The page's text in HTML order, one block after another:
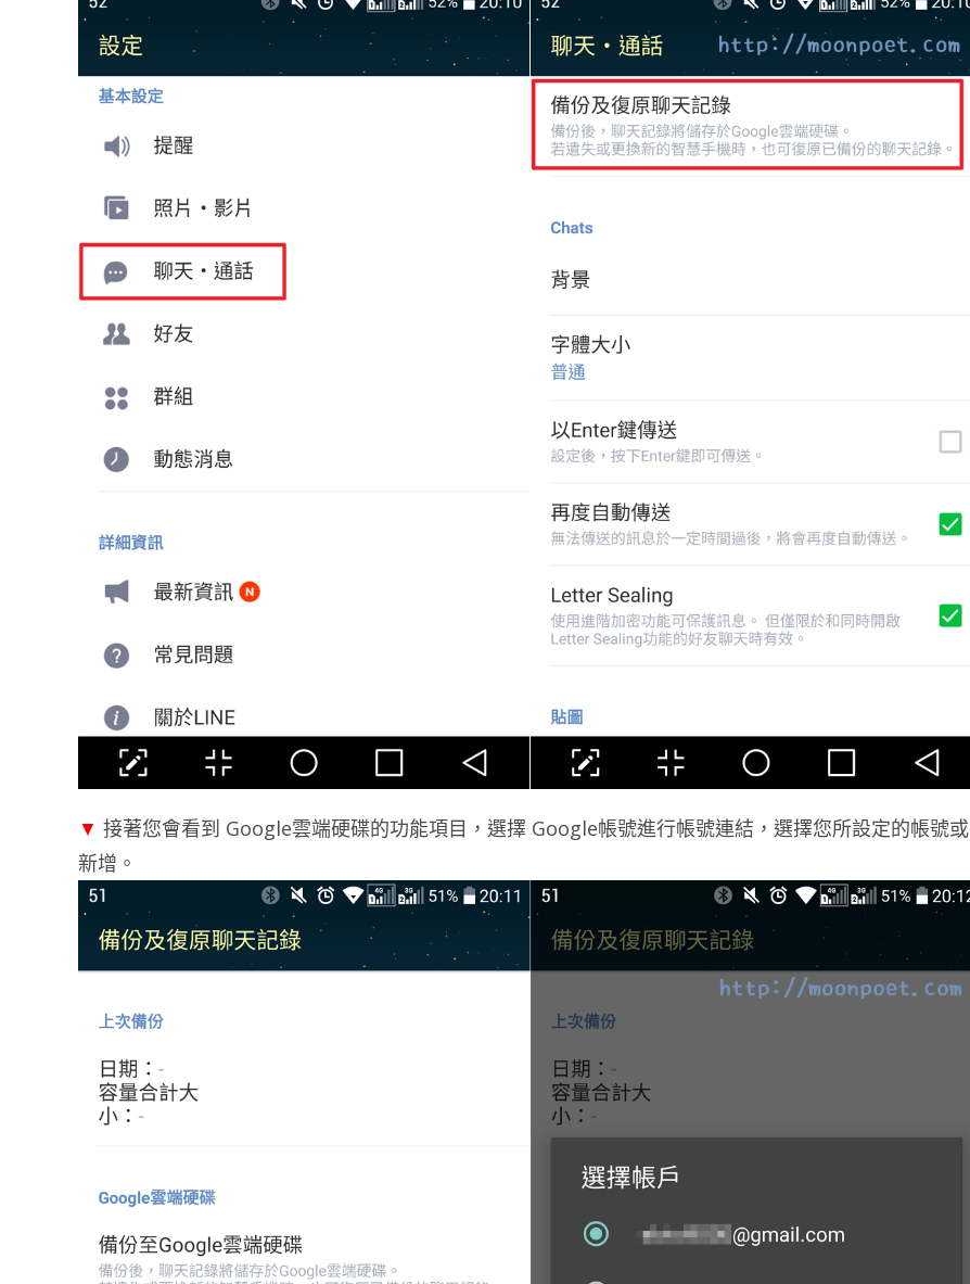
▼ 接著您會看到 Google雲端硬碟的功能項目，選擇 Google帳號進行帳號連結，選擇您所設定的帳號或
新增。